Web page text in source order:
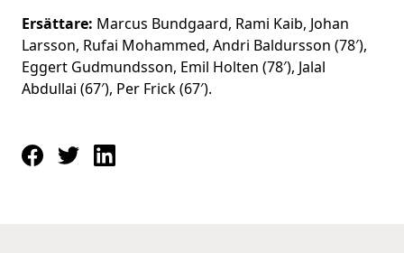
Ersättare: Marcus Bundgaard, Rami Kaib, Johan
Larsson, Rufai Mohammed, Andri Baldursson (78′),
Eggert Gudmundsson, Emil Holten (78′), Jalal
Abdullai (67′), Per Frick (67′).